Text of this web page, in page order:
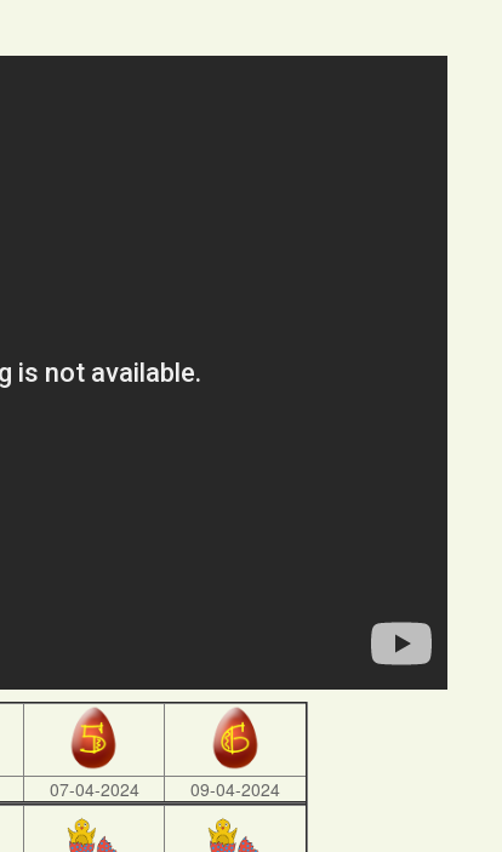
07-04-2024 09-04-2024